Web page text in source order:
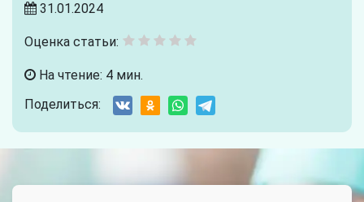
31.01.2024
Оценка статьи:
На чтение: 4 мин.
Поделиться: